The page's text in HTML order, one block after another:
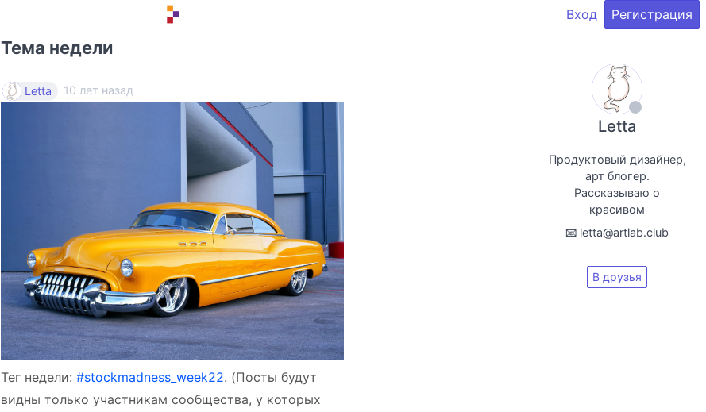
Вход Регистрация
Тема недели
Letta 10 лет назад
Тег недели: #stockmadness_week22. (Посты будут
видны только участникам сообщества, у которых
Letta
Продуктовый дизайнер,
арт блогер.
Рассказываю о
красивом
📧 letta@artlab.club
В друзья